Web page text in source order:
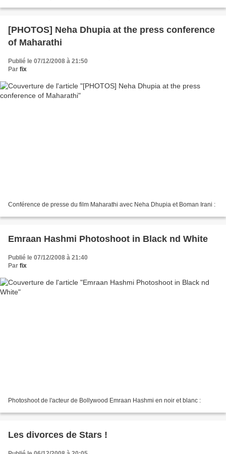
[PHOTOS] Neha Dhupia at the press conference
of Maharathi
Publié le 07/12/2008 à 21:50
Par fix
Conférence de presse du film Maharathi avec Neha Dhupia et Boman Irani :
Emraan Hashmi Photoshoot in Black nd White
Publié le 07/12/2008 à 21:40
Par fix
Photoshoot de l'acteur de Bollywood Emraan Hashmi en noir et blanc :
Les divorces de Stars !